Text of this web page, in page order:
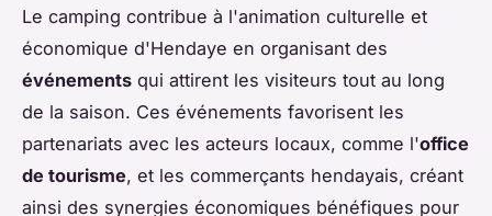
Le camping contribue à l'animation culturelle et
économique d'Hendaye en organisant des
événements qui attirent les visiteurs tout au long
de la saison. Ces événements favorisent les
partenariats avec les acteurs locaux, comme l'office
de tourisme, et les commerçants hendayais, créant
ainsi des synergies économiques bénéfiques pour